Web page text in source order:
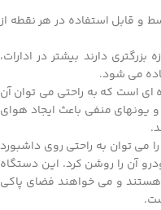
و قابل استفاده در هر نقطه از
دارند بیشتر در ادارات،
می شود.
ای است که به راحتی می توان آن
و یونهای منفی باعث ایجاد هوای
می توان به راحتی روی داشبورد
آن را روشن کرد. این دستگاه
هستند و می خواهند فضای پاکی